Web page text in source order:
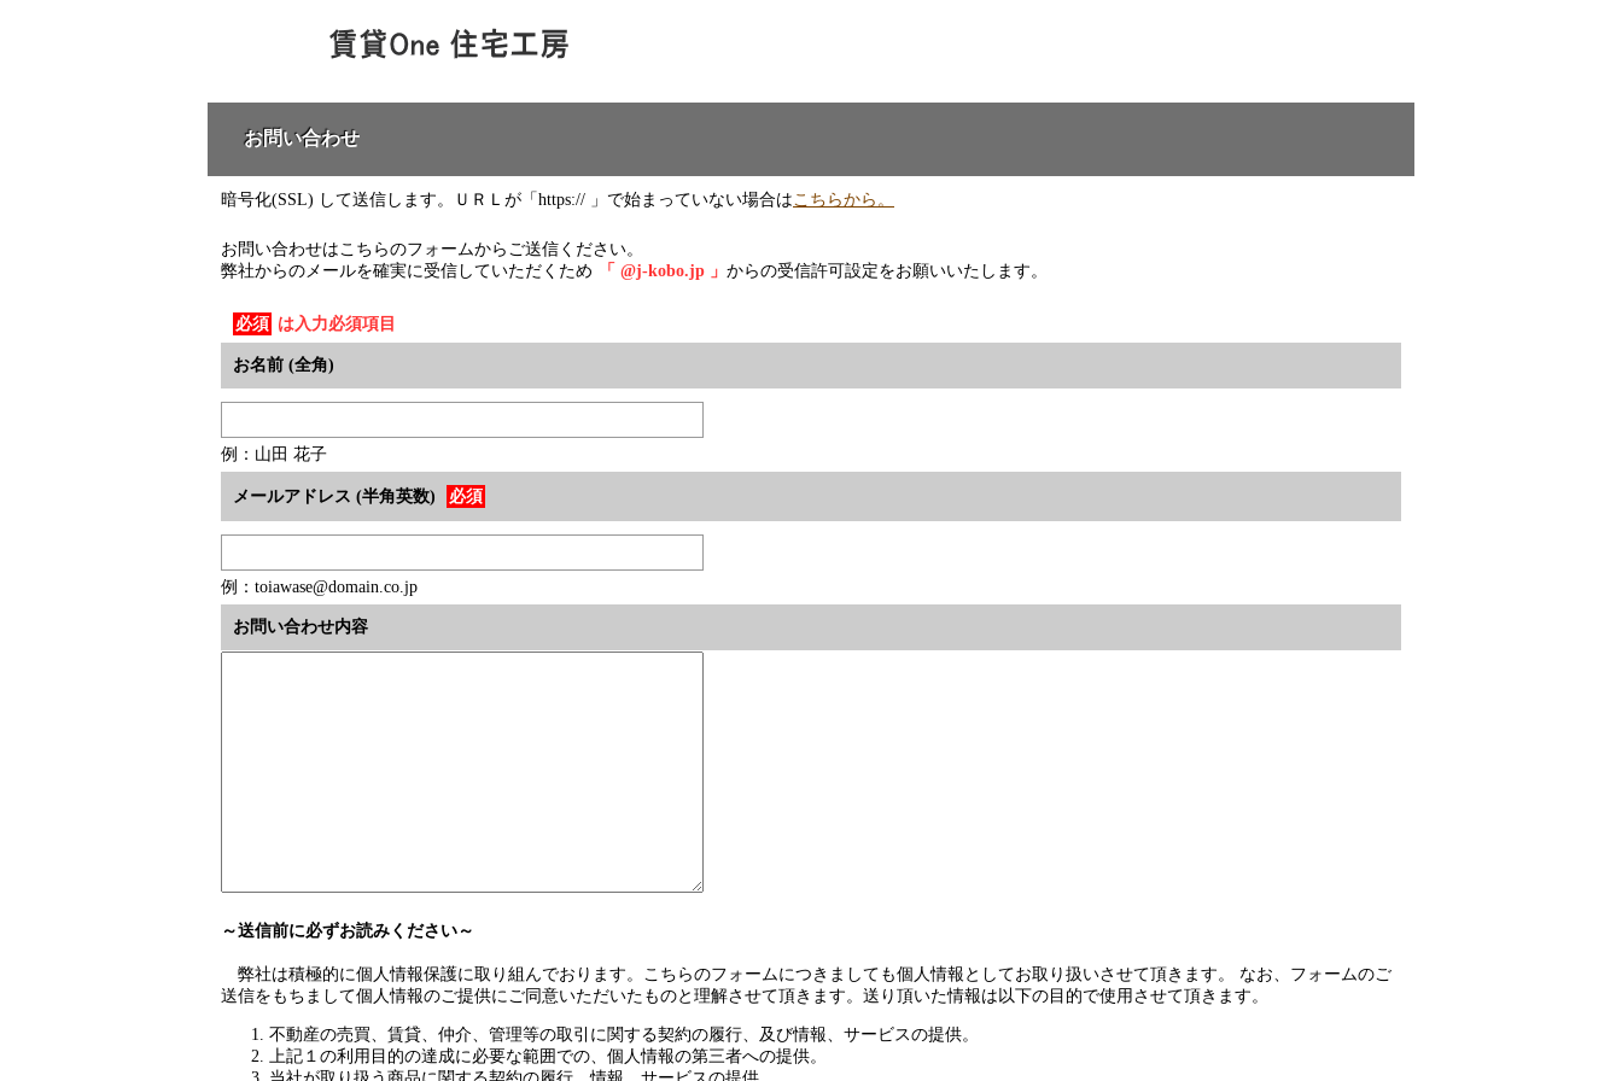
お問い合わせ
暗号化(SSL) して送信します。ＵＲＬが「https:// 」で始まっていない場合はこちらから。
お問い合わせはこちらのフォームからご送信ください。
弊社からのメールを確実に受信していただくため
「 @j-kobo.jp 」 からの受信許可設定をお願いいたします。
必須 は入力必須項目
お名前 (全角)
例：山田 花子
メールアドレス (半角英数) 必須
例：toiawase@domain.co.jp
お問い合わせ内容
～送信前に必ずお読みください～
弊社は積極的に個人情報保護に取り組んでおります。こちらのフォームにつきましても個人情報としてお取り扱いさせて頂きます。 なお、フォームのご
送信をもちまして個人情報のご提供にご同意いただいたものと理解させて頂きます。送り頂いた情報は以下の目的で使用させて頂きます。
不動産の売買、賃貸、仲介、管理等の取引に関する契約の履行、及び情報、サービスの提供。
上記１の利用目的の達成に必要な範囲での、個人情報の第三者への提供。